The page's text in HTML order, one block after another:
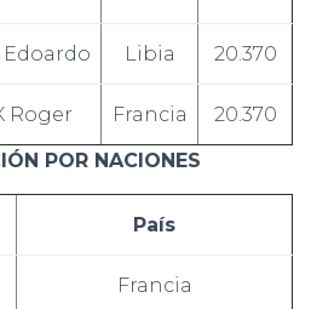
Edoardo Libia 20.370
Roger Francia
20.370
POR NACIONES
País
Francia